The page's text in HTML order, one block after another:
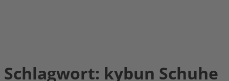
Schlagwort: kybun Schuhe